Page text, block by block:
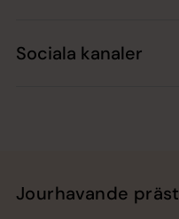
Sociala kanaler
Jourhavande präst